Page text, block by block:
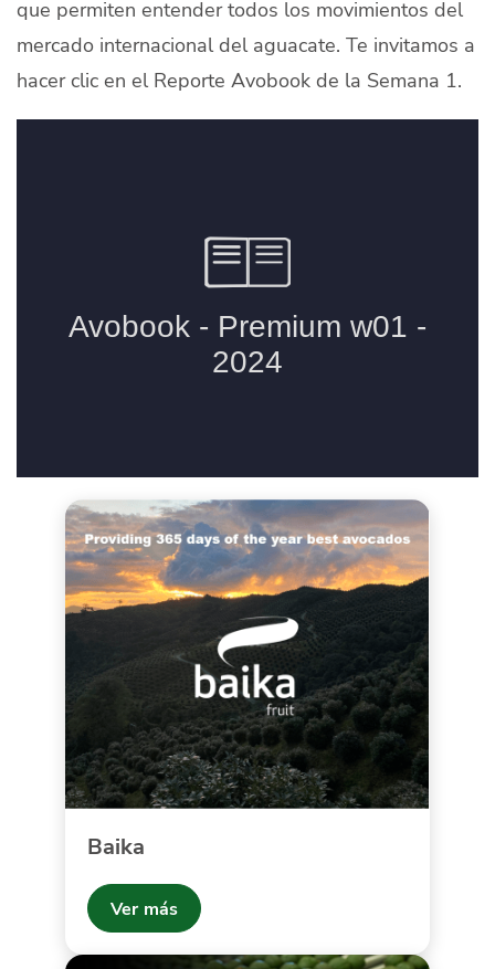
Quiénes Somos
Productores
Mercados
modo claro Español
que permiten entender todos los movimientos del
mercado internacional del aguacate. Te invitamos a
hacer clic en el Reporte Avobook de la Semana 1.
Baika
Ver más